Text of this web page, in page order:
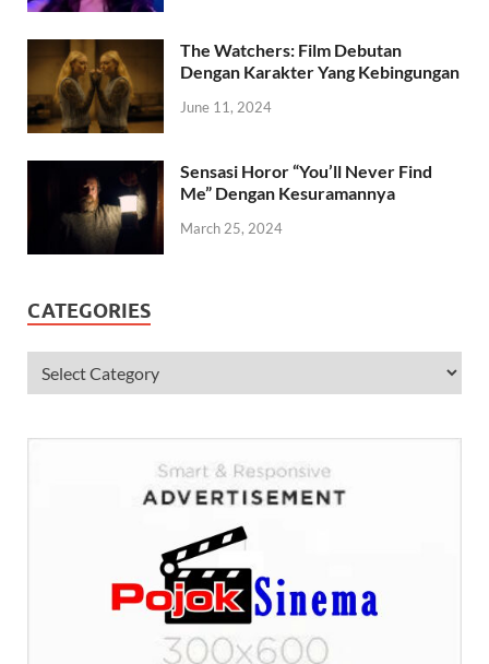
The Watchers: Film Debutan
Dengan Karakter Yang Kebingungan
June 11, 2024
Sensasi Horor “You’ll Never Find
Me” Dengan Kesuramannya
March 25, 2024
CATEGORIES